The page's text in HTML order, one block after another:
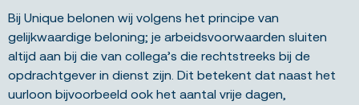
Bij Unique belonen wij volgens het principe van
gelijkwaardige beloning; je arbeidsvoorwaarden sluiten
altijd aan bij die van collega’s die rechtstreeks bij de
opdrachtgever in dienst zijn. Dit betekent dat naast het
uurloon bijvoorbeeld ook het aantal vrije dagen,